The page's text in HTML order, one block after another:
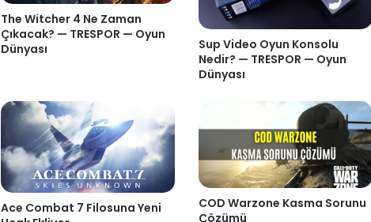
The Witcher 4 Ne Zaman
Çıkacak? — TRESPOR — Oyun
Dünyası
Sup Video Oyun Konsolu
Nedir? — TRESPOR — Oyun
Dünyası
Ace Combat 7 Filosuna Yeni
COD Warzone Kasma Sorunu
Çözümü